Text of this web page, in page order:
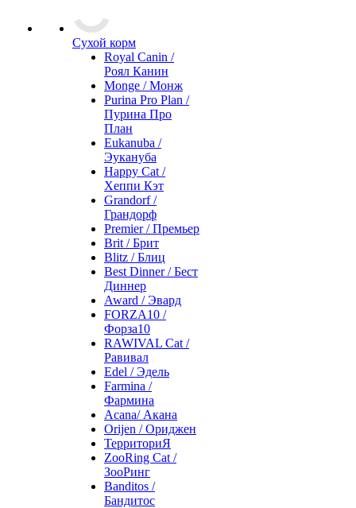
Сухой корм
Royal Canin /
Роял Канин
Monge / Монж
Purina Pro Plan /
Пурина Про
План
Eukanuba /
Эукануба
Happy Cat /
Хеппи Кэт
Grandorf /
Грандорф
Premier / Премьер
Brit / Брит
Blitz / Блиц
Best Dinner / Бест
Диннер
Award / Эвард
FORZA10 /
Форза10
RAWIVAL Cat /
Равивал
Edel / Эдель
Farmina /
Фармина
Acana/ Акана
Orijen / Ориджен
ТерриториЯ
ZooRing Cat /
ЗооРинг
Banditos /
Бандитос